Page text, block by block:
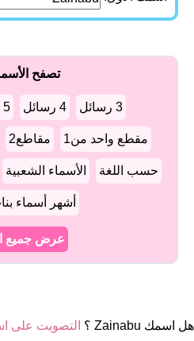
تصفح
3 رسائل 4 رسائل 5 رسائل
مقطع واحد من1 مقاطع2
حسب اللغة الأسماء الشعبية
أشهر أسماء بنات
عرض جميع
هل اسمك Zainabu ؟ التصويت على